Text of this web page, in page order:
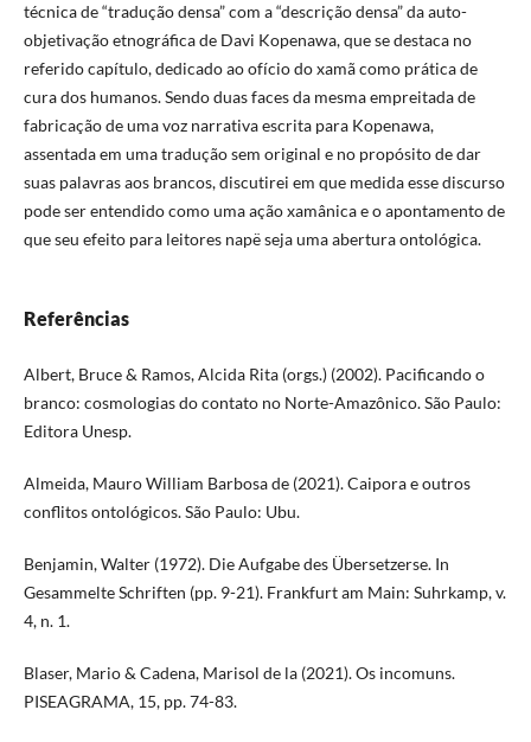
técnica de “tradução densa” com a “descrição densa” da auto-
objetivação etnográfica de Davi Kopenawa, que se destaca no
referido capítulo, dedicado ao ofício do xamã como prática de
cura dos humanos. Sendo duas faces da mesma empreitada de
fabricação de uma voz narrativa escrita para Kopenawa,
assentada em uma tradução sem original e no propósito de dar
suas palavras aos brancos, discutirei em que medida esse discurso
pode ser entendido como uma ação xamânica e o apontamento de
que seu efeito para leitores napë seja uma abertura ontológica.
Referências
Albert, Bruce & Ramos, Alcida Rita (orgs.) (2002). Pacificando o
branco: cosmologias do contato no Norte-Amazônico. São Paulo:
Editora Unesp.
Almeida, Mauro William Barbosa de (2021). Caipora e outros
conflitos ontológicos. São Paulo: Ubu.
Benjamin, Walter (1972). Die Aufgabe des Übersetzerse. In
Gesammelte Schriften (pp. 9-21). Frankfurt am Main: Suhrkamp, v.
4, n. 1.
Blaser, Mario & Cadena, Marisol de la (2021). Os incomuns.
PISEAGRAMA, 15, pp. 74-83.